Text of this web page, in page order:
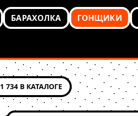
БАРАХОЛКА ГОНЩИКИ
1 734 В КАТАЛОГЕ